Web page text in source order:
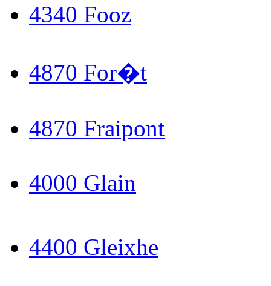
4340 Fooz
4870 For�t
4870 Fraipont
4000 Glain
4400 Gleixhe